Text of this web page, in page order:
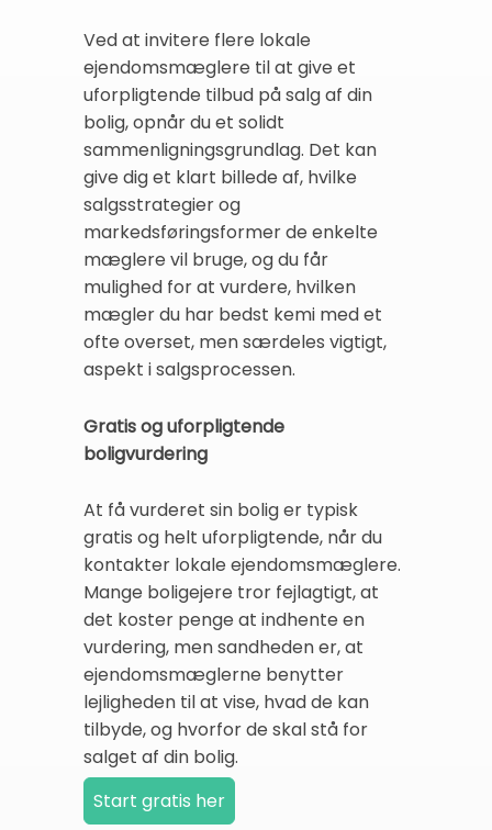
Ved at invitere flere lokale
ejendomsmæglere til at give et
uforpligtende tilbud på salg af din
bolig, opnår du et solidt
sammenligningsgrundlag. Det kan
give dig et klart billede af, hvilke
salgsstrategier og
markedsføringsformer de enkelte
mæglere vil bruge, og du får
mulighed for at vurdere, hvilken
mægler du har bedst kemi med et
ofte overset, men særdeles vigtigt,
aspekt i salgsprocessen.
Gratis og uforpligtende
boligvurdering
At få vurderet sin bolig er typisk
gratis og helt uforpligtende, når du
kontakter lokale ejendomsmæglere.
Mange boligejere tror fejlagtigt, at
det koster penge at indhente en
vurdering, men sandheden er, at
ejendomsmæglerne benytter
lejligheden til at vise, hvad de kan
tilbyde, og hvorfor de skal stå for
salget af din bolig.